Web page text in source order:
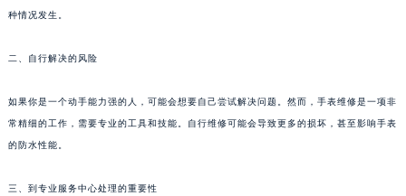
种情况发生。
二、自行解决的风险
如果你是一个动手能力强的人，可能会想要自己尝试解决问题。然而，手表维修是一项非
常精细的工作，需要专业的工具和技能。自行维修可能会导致更多的损坏，甚至影响手表
的防水性能。
三、到专业服务中心处理的重要性